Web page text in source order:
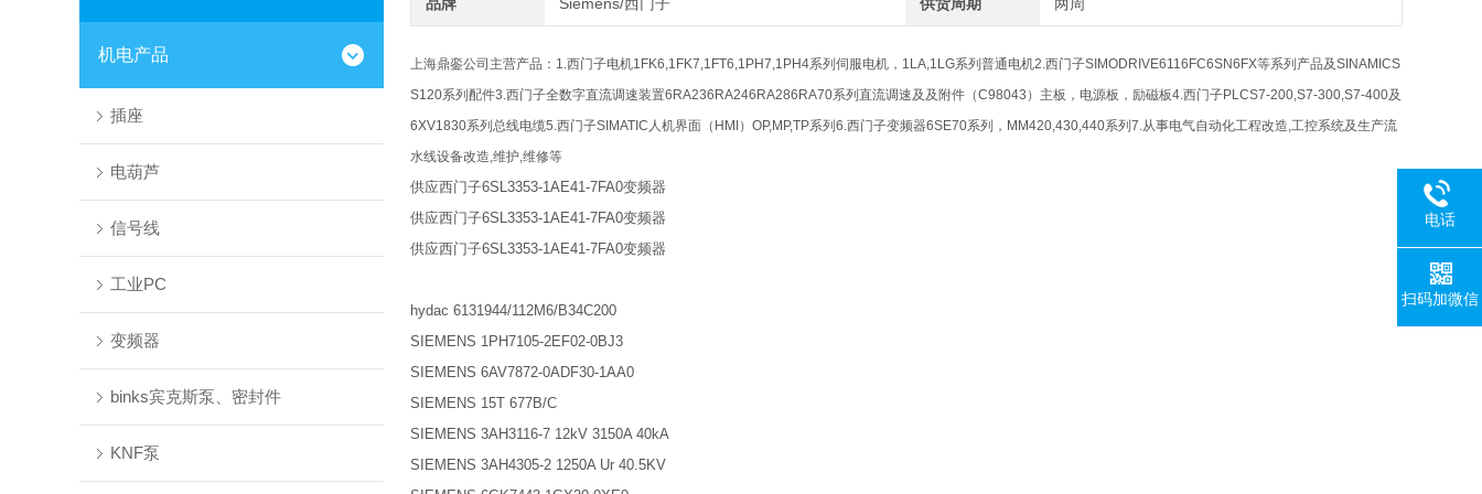
机电产品
插座
电葫芦
信号线
工业PC
变频器
binks宾克斯泵、密封件
KNF泵
上海鼎銮公司主营产品：1.西门子电机1FK6,1FK7,1FT6,1PH7,1PH4系列伺服电机，1LA,1LG系列普通电机2.西门子SIMODRIVE6116FC6SN6FX等系列产品及SINAMICS
S120系列配件3.西门子全数字直流调速装置6RA236RA246RA286RA70系列直流调速及及附件（C98043）主板，电源板，励磁板4.西门子PLCS7-200,S7-300,S7-400及
6XV1830系列总线电缆5.西门子SIMATIC人机界面（HMI）OP,MP,TP系列6.西门子变频器6SE70系列，MM420,430,440系列7.从事电气自动化工程改造,工控系统及生产流
水线设备改造,维护,维修等
供应西门子6SL3353-1AE41-7FA0变频器
供应西门子6SL3353-1AE41-7FA0变频器
供应西门子6SL3353-1AE41-7FA0变频器
hydac 6131944/112M6/B34C200
SIEMENS 1PH7105-2EF02-0BJ3
SIEMENS 6AV7872-0ADF30-1AA0
SIEMENS 15T 677B/C
SIEMENS 3AH3116-7 12kV 3150A 40kA
SIEMENS 3AH4305-2 1250A Ur 40.5KV
电话
扫码加微信